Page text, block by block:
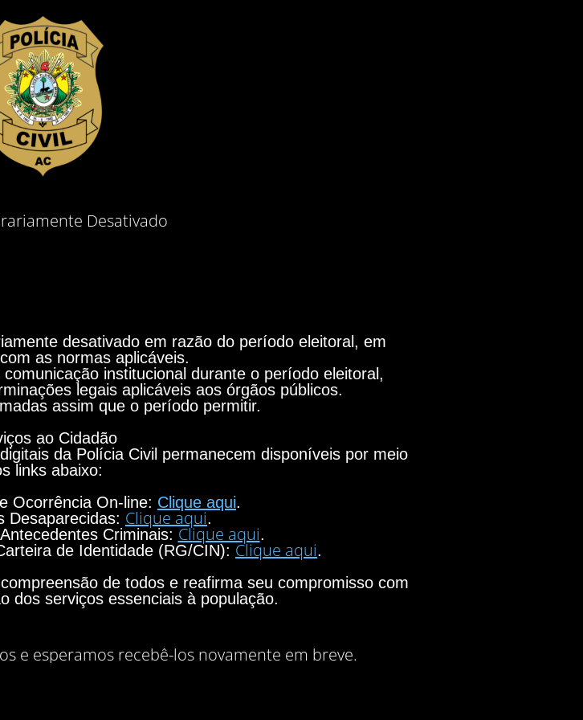
Desativado
desativado em razão do período eleitoral, em
as normas aplicáveis.
institucional durante o período eleitoral,
legais aplicáveis aos órgãos públicos.
assim que o período permitir.
ao Cidadão
da Polícia Civil permanecem disponíveis por meio
links abaixo:
Ocorrência On-line: Clique aqui.
Desaparecidas: Clique aqui.
Criminais: Clique aqui.
de Identidade (RG/CIN): Clique aqui.
de todos e reafirma seu compromisso com
dos serviços essenciais à população.
e esperamos recebê-los novamente em breve.